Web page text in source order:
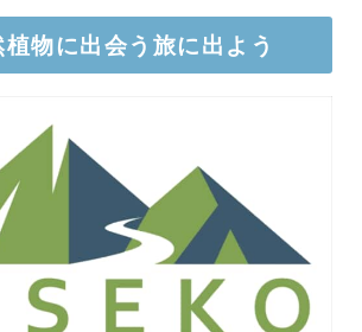
物に出会う旅に出よう